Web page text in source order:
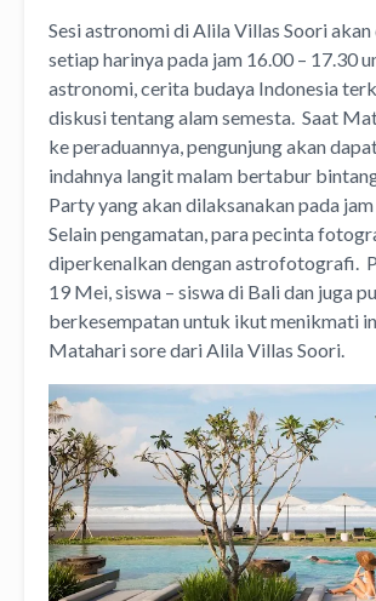
Sesi astronomi di Alila Villas Soori
setiap harinya pada jam 16.00 – 17.30
astronomi, cerita budaya Indonesia
diskusi tentang alam semesta. Saat
ke peraduannya, pengunjung akan
indahnya langit malam bertabur
Party yang akan dilaksanakan pada
Selain pengamatan, para pecinta
diperkenalkan dengan astrofotografi.
19 Mei, siswa – siswa di Bali dan juga
berkesempatan untuk ikut menikmati
Matahari sore dari Alila Villas Soori.